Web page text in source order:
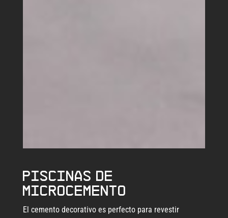
Piscinas de
microcemento
El cemento decorativo es perfecto para revestir